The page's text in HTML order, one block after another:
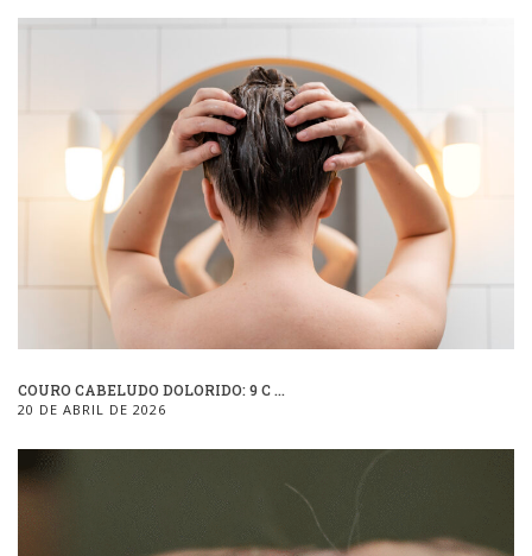
COURO CABELUDO DOLORIDO: 9 C ...
20 DE ABRIL DE 2026